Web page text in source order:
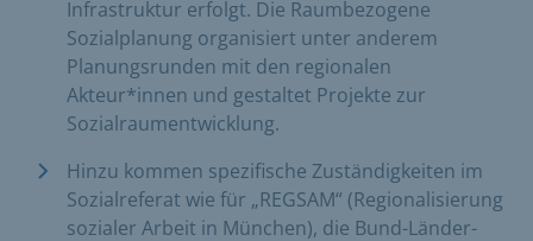
Infrastruktur erfolgt. Die Raumbezogene
Sozialplanung organisiert unter anderem
Planungsrunden mit den regionalen
Akteur*innen und gestaltet Projekte zur
Sozialraumentwicklung.
Hinzu kommen spezifische Zuständigkeiten im
Sozialreferat wie für „REGSAM“ (Regionalisierung
sozialer Arbeit in München), die Bund-Länder-